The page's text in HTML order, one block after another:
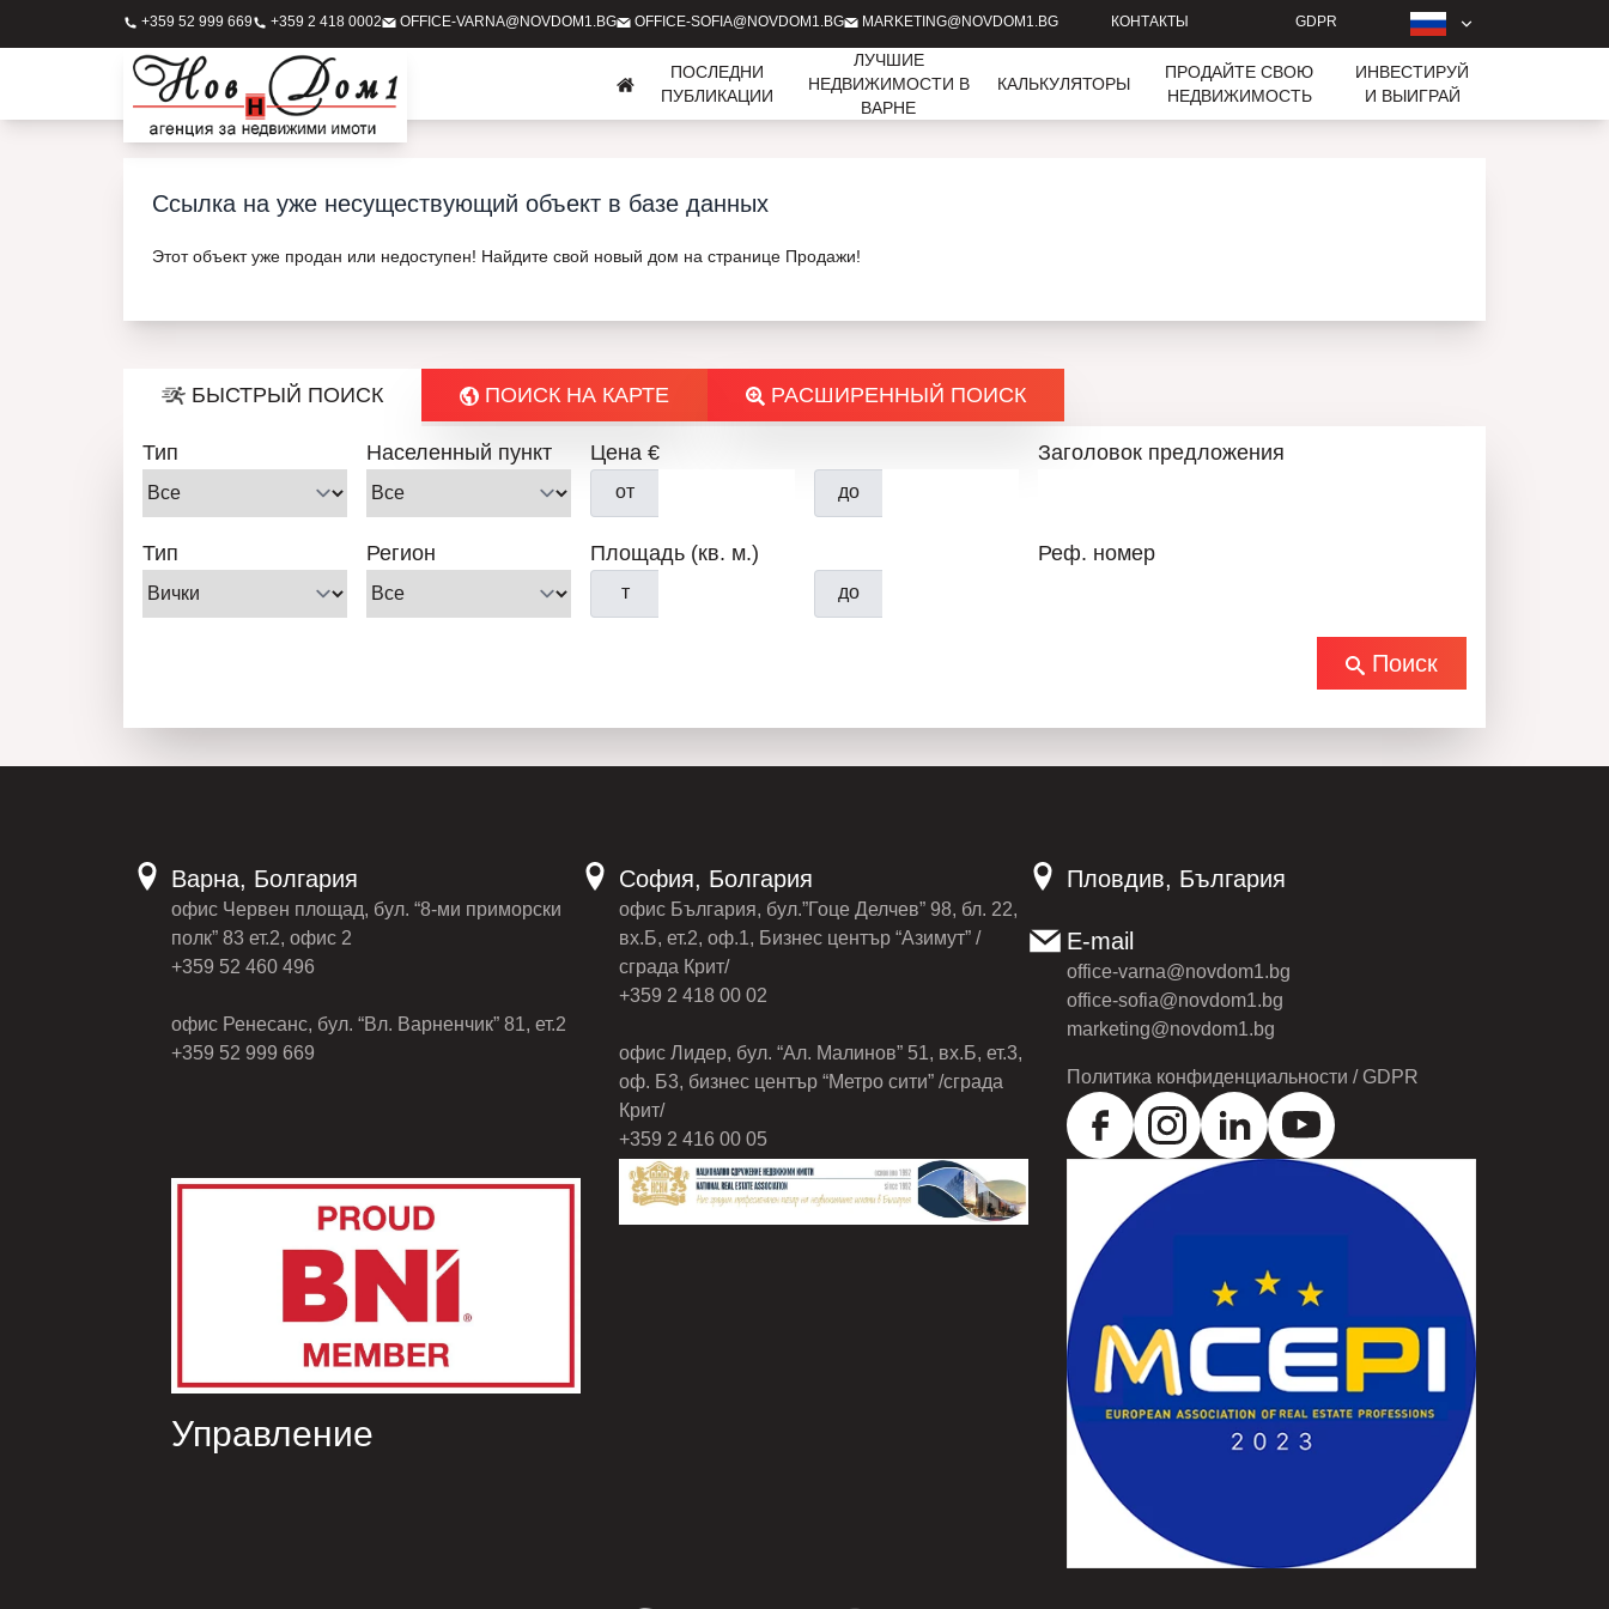
+359 52 999 669 +359 2 418 0002 OFFICE-VARNA@NOVDOM1.BG OFFICE-SOFIA@NOVDOM1.BG MARKETING@NOVDOM1.BG КОНТАКТЫ GDPR
ПОСЛЕДНИ
ПУБЛИКАЦИИ
ЛУЧШИЕ
НЕДВИЖИМОСТИ В
ВАРНЕ
КАЛЬКУЛЯТОРЫ
ПРОДАЙТЕ СВОЮ
НЕДВИЖИМОСТЬ
ИНВЕСТИРУЙ
И ВЫИГРАЙ
Ссылка на уже несуществующий объект в базе данных
Этот объект уже продан или недоступен! Найдите свой новый дом на странице Продажи!
БЫСТРЫЙ ПОИСК ПОИСК НА КАРТЕ РАСШИРЕННЫЙ ПОИСК
Тип Населенный пункт
Тип Регион
Цена €
от до
Площадь (кв. м.)
т до
Заголовок предложения
Реф. номер
Поиск
Варна, Болгария
офис Червен площад, бул. “8-ми приморски
полк” 83 ет.2, офис 2
+359 52 460 496
офис Ренесанс, бул. “Вл. Варненчик” 81, ет.2
+359 52 999 669
София, Болгария
офис България, бул.”Гоце Делчев” 98, бл. 22,
вх.Б, ет.2, оф.1, Бизнес център “Азимут” /
сграда Крит/
+359 2 418 00 02
офис Лидер, бул. “Ал. Малинов” 51, вх.Б, ет.3,
оф. Б3, бизнес център “Метро сити” /сграда
Крит/
+359 2 416 00 05
Пловдив, България
E-mail
office-varna@novdom1.bg
office-sofia@novdom1.bg
marketing@novdom1.bg
Политика конфиденциальности / GDPR
Управление